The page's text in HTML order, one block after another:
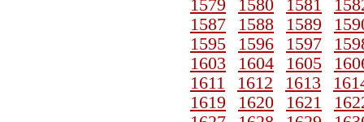
1579
1580 1581
1587
1588 1589
1595
1596 1597
1603
1604 1605
1611
1612 1613
1619
1620 1621